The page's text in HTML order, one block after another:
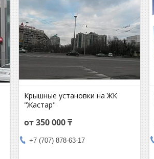
Крышные установки на ЖК
"Жастар"
от 350 000 ₸
+7 (707) 878-63-17